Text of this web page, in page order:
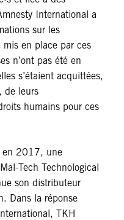
International a
sur les
mis en place par ces
n’ont pas été en
s’étaient acquittées,
de leurs
humains pour ces
en 2017, une
Tech Technological
son distributeur
Dans la réponse
TKH